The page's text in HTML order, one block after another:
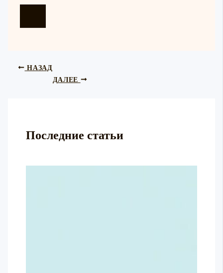
НАЗАД
ДАЛЕЕ
Последние статьи